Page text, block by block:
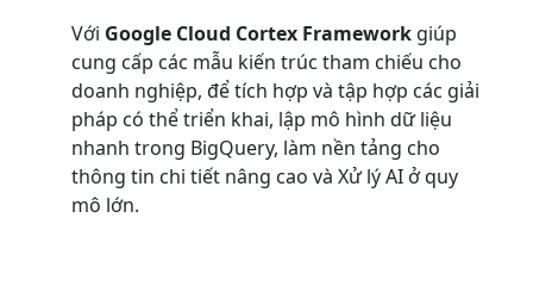
Với Google Cloud Cortex Framework giúp
cung cấp các mẫu kiến ​​trúc tham chiếu cho
doanh nghiệp, để tích hợp và tập hợp các giải
pháp có thể triển khai, lập mô hình dữ liệu
nhanh trong BigQuery, làm nền tảng cho
thông tin chi tiết nâng cao và Xử lý AI ở quy
mô lớn.